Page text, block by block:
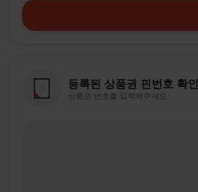
등록된 상품권 핀번호 확인
상품권 번호를 입력해주세요.